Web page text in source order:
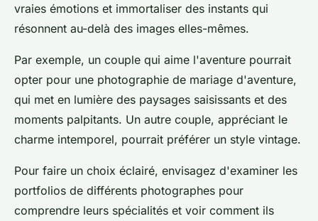
vraies émotions et immortaliser des instants qui
résonnent au-delà des images elles-mêmes.
Par exemple, un couple qui aime l'aventure pourrait
opter pour une photographie de mariage d'aventure,
qui met en lumière des paysages saisissants et des
moments palpitants. Un autre couple, appréciant le
charme intemporel, pourrait préférer un style vintage.
Pour faire un choix éclairé, envisagez d'examiner les
portfolios de différents photographes pour
comprendre leurs spécialités et voir comment ils